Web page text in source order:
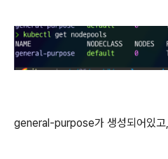
general-purpose가 생성되어있고